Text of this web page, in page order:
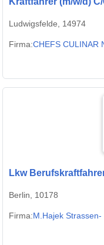
Ludwigsfelde, 14974
Firma:CHEFS CULINAR
Lkw
Berlin, 10178
Firma:M.Hajek